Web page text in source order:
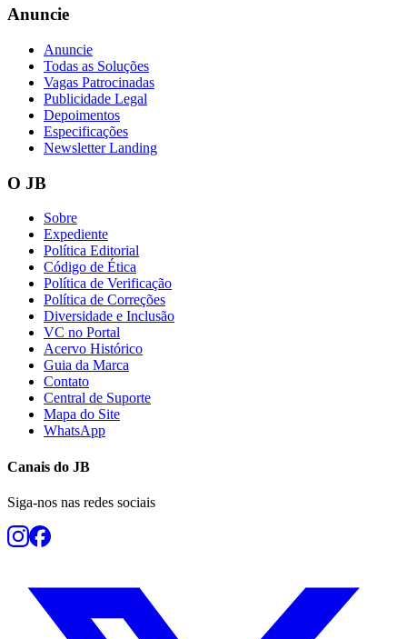
Anuncie
Anuncie
Todas as Soluções
Vagas Patrocinadas
Publicidade Legal
Depoimentos
Especificações
Newsletter Landing
O JB
Sobre
Expediente
Política Editorial
Código de Ética
Política de Verificação
Política de Correções
Diversidade e Inclusão
VC no Portal
Acervo Histórico
Guia da Marca
Contato
Central de Suporte
Mapa do Site
WhatsApp
Canais do JB
Siga-nos nas redes sociais